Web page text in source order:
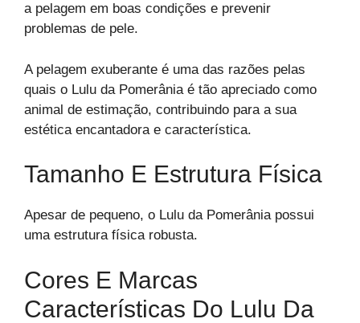
a pelagem em boas condições e prevenir
problemas de pele.
A pelagem exuberante é uma das razões pelas
quais o Lulu da Pomerânia é tão apreciado como
animal de estimação, contribuindo para a sua
estética encantadora e característica.
Tamanho E Estrutura Física
Apesar de pequeno, o Lulu da Pomerânia possui
uma estrutura física robusta.
Cores E Marcas
Características Do Lulu Da